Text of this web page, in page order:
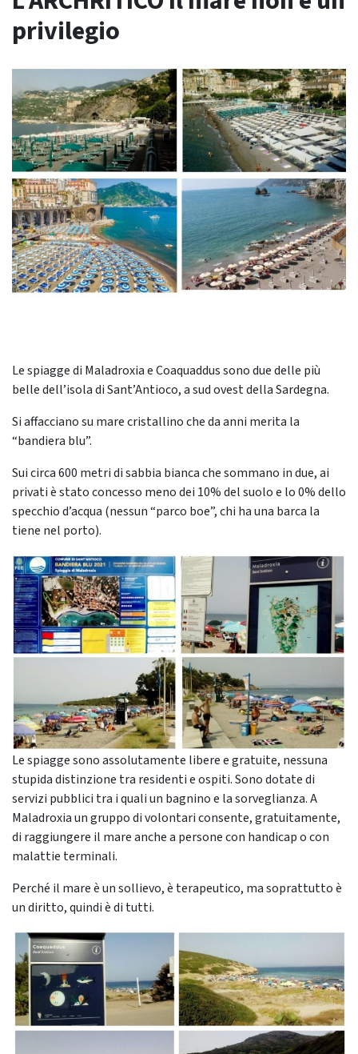
privilegio
Le spiagge di Maladroxia e Coaquaddus sono due delle più
belle dell’isola di Sant’Antioco, a sud ovest della Sardegna.
Si affacciano su mare cristallino che da anni merita la
“bandiera blu”.
Sui circa 600 metri di sabbia bianca che sommano in due, ai
privati è stato concesso meno dei 10% del suolo e lo 0% dello
specchio d’acqua (nessun “parco boe”, chi ha una barca la
tiene nel porto).
Le spiagge sono assolutamente libere e gratuite, nessuna
stupida distinzione tra residenti e ospiti. Sono dotate di
servizi pubblici tra i quali un bagnino e la sorveglianza. A
Maladroxia un gruppo di volontari consente, gratuitamente,
di raggiungere il mare anche a persone con handicap o con
malattie terminali.
Perché il mare è un sollievo, è terapeutico, ma soprattutto è
un diritto, quindi è di tutti.